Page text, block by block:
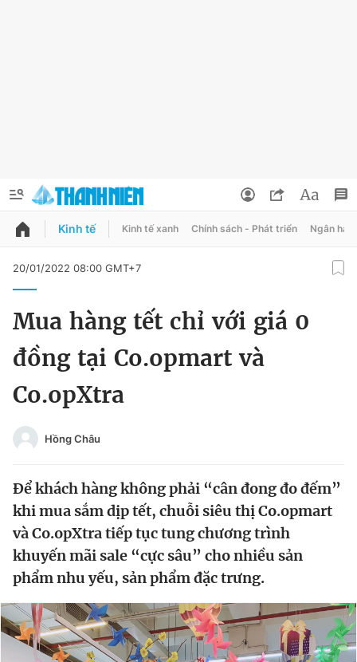
QUẢNG CÁO
Chào ngày mới
Video Magazine
Sản phẩm khác
Tiện ích Bạn cần biết
Thông tin tòa soạn Liên hệ quảng cáo
Đổi mật khẩu
Tin đã lưu
Tin đã xem
Đăng xuất
Kinh tế Kinh tế xanh Chính sách - Phát triển Ngân
20/01/2022 08:00 GMT+7
Mua hàng tết chỉ với giá 0
đồng tại Co.opmart và
Co.opXtra
Hồng Châu
Để khách hàng không phải “cân đong đo đếm”
khi mua sắm dịp tết, chuỗi siêu thị Co.opmart
và Co.opXtra tiếp tục tung chương trình
khuyến mãi sale “cực sâu” cho nhiều sản
phẩm nhu yếu, sản phẩm đặc trưng.